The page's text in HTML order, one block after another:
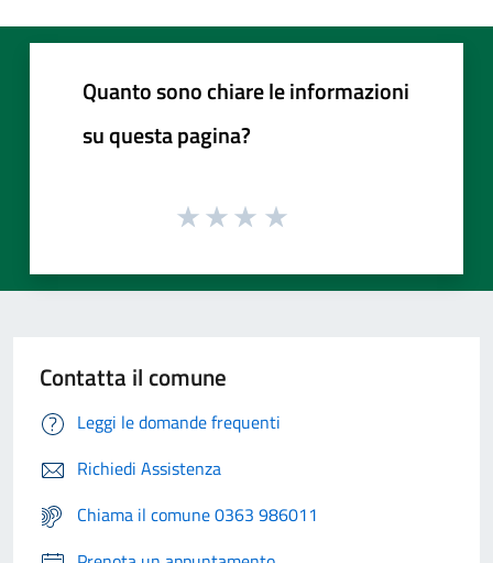
Quanto sono chiare le informazioni
su questa pagina?
Contatta il comune
Leggi le domande frequenti
Richiedi Assistenza
Chiama il comune 0363 986011